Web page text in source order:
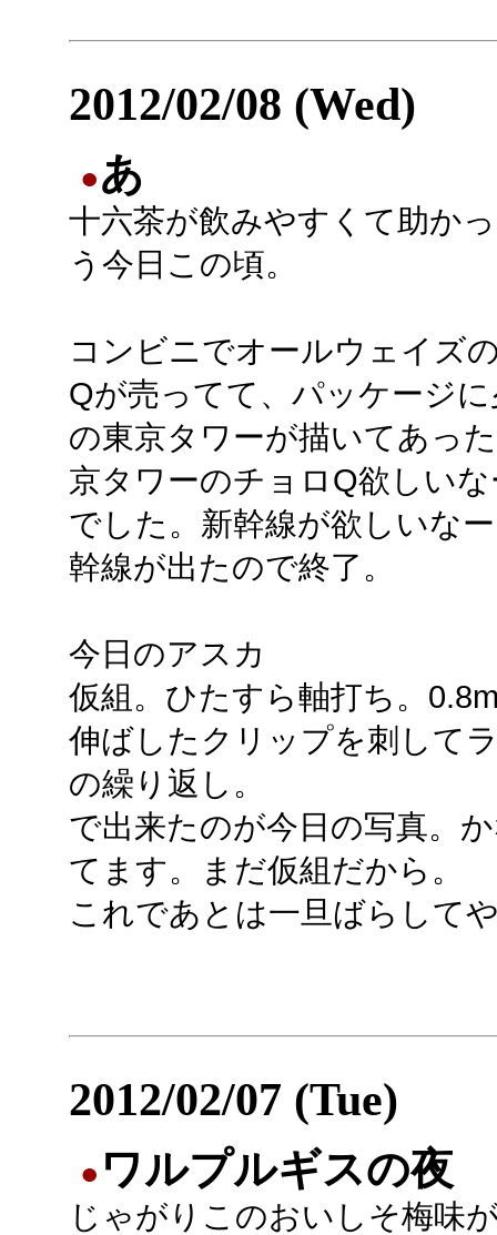
2012/02/08 (Wed)
●あ
十六茶が飲みやすくて助か
う今日この頃。
コンビニでオールウェイズ
Qが売ってて、パッケージ
の東京タワーが描いてあっ
京タワーのチョロQ欲しい
でした。新幹線が欲しいな
幹線が出たので終了。
今日のアスカ
仮組。ひたすら軸打ち。
伸ばしたクリップを刺して
の繰り返し。
で出来たのが今日の写真。
てます。まだ仮組だから。
これであとは一旦ばらして
2012/02/07 (Tue)
● ワルプルギスの夜
じゃがりこのおいしそ梅味